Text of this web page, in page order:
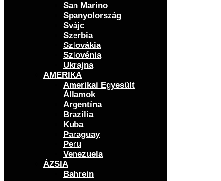
San Marino
Spanyolország
Svájc
Szerbia
Szlovákia
Szlovénia
Ukrajna
AMERIKA
Amerikai Egyesült
Államok
Argentína
Brazília
Kuba
Paraguay
Peru
Venezuela
ÁZSIA
Bahrein